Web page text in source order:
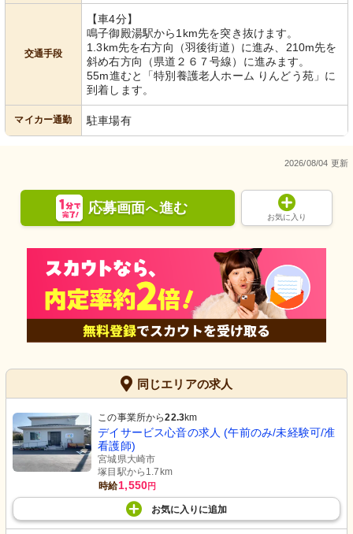
交通手段
【車4分】
鳴子御殿湯駅から1km先を突き抜けます。
1.3km先を右方向（羽後街道）に進み、210m先を
斜め右方向（県道２６７号線）に進みます。
55m進むと「特別養護老人ホーム りんどう苑」に
到着します。
マイカー通勤 駐車場有
2026/08/04 更新
応募画面へ進む
お気に入り
同じエリアの求人
この事業所から22.3km
デイサービス心音の求人 (午前のみ/未経験可/准
看護師)
宮城県大崎市
塚目駅から1.7km
時給1,550円
お気に入り に追加